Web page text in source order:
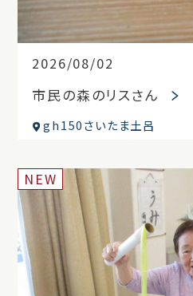
2026/08/02
市民の森のリスさん
gh150さいたま土呂
NEW